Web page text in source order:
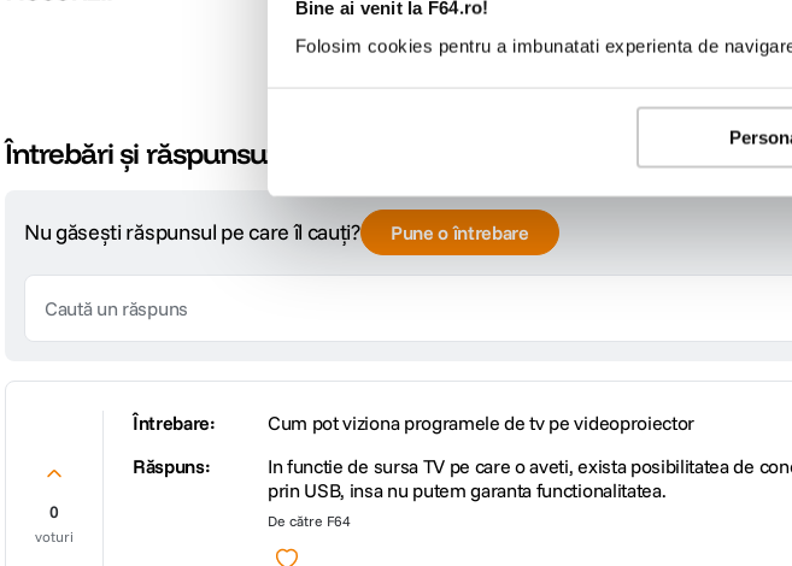
Bine ai venit la F64.ro!
Folosim cookies pentru a imbunatati experienta de
Scrie
Întrebări și răspunsuri
Nu găsești răspunsul pe care îl cauți? Pune o întrebare
0
voturi
Întrebare:
Cum pot viziona programele de tv pe videoproiector
Răspuns:
In functie de sursa TV pe care o aveti, exista posibilitatea de
prin USB, insa nu putem garanta functionalitatea.
De către F64